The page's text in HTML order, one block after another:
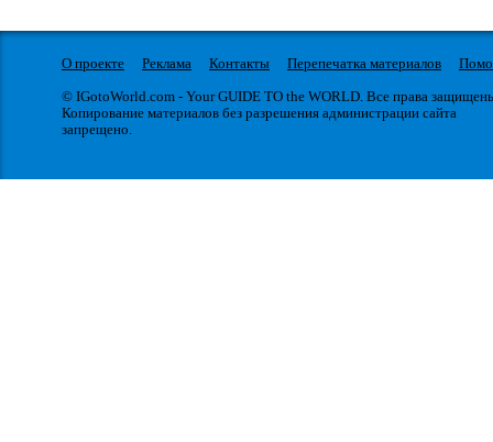
О проекте Реклама Контакты Перепечатка материалов
© IGotoWorld.com - Your GUIDE TO the WORLD. Все права
Копирование материалов без разрешения администрации сайта
запрещено.